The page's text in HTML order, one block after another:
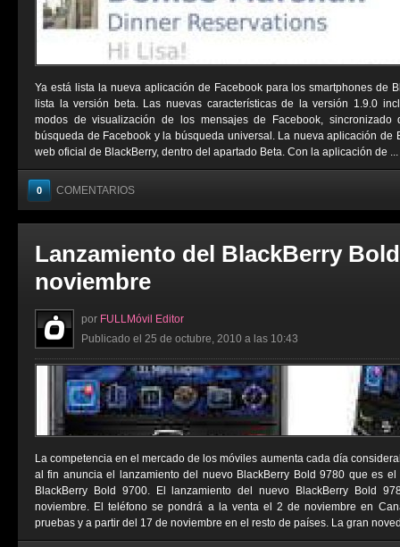
Ya está lista la nueva aplicación de Facebook para los smartphones de
lista la versión beta. Las nuevas características de la versión 1.9.0
modos de visualización de los mensajes de Facebook,
búsqueda de Facebook y la búsqueda universal. La nueva aplicación de
web oficial de BlackBerry, dentro del apartado Beta. Con la aplicación de ...
0 COMENTARIOS
Lanzamiento del BlackBerry
noviembre
por FULLMóvil Editor
Publicado el 25 de octubre, 2010 a las 10:43
La competencia en el mercado de los móviles aumenta cada día
al fin anuncia el lanzamiento del nuevo BlackBerry Bold 9780 que es
BlackBerry Bold 9700. El lanzamiento del nuevo BlackBerry Bold
noviembre. El teléfono se pondrá a la venta el 2 de noviembre en
pruebas y a partir del 17 de noviembre en el resto de países. La gran